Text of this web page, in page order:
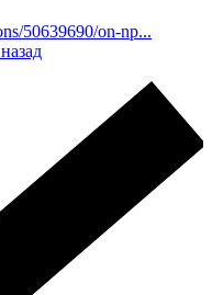
50639690/on-np...